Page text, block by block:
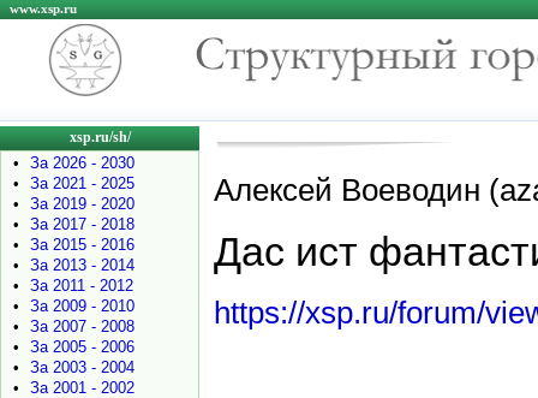
www.xsp.ru
xsp.ru/sh/
•
За 2026 - 2030
•
За 2021 - 2025
•
За 2019 - 2020
•
За 2017 - 2018
•
За 2015 - 2016
•
За 2013 - 2014
•
За 2011 - 2012
•
За 2009 - 2010
•
За 2007 - 2008
•
За 2005 - 2006
•
За 2003 - 2004
•
За 2001 - 2002
Алексей Воеводин
Дас ист
https://xsp.ru/forum/